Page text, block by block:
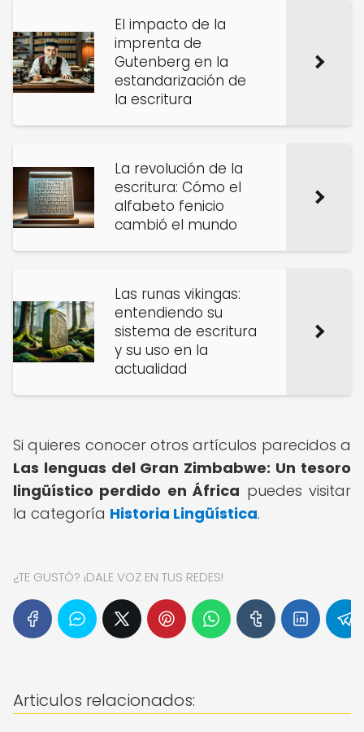
El impacto de la
imprenta de
Gutenberg en la
estandarización de
la escritura
La revolución de la
escritura: Cómo el
alfabeto fenicio
cambió el mundo
Las runas vikingas:
entendiendo su
sistema de escritura
y su uso en la
actualidad
Si quieres conocer otros artículos parecidos a
Las lenguas del Gran Zimbabwe: Un tesoro
lingüístico perdido en África puedes visitar
la categoría Historia Lingüística.
¿TE GUSTÓ? ¡DALE VOZ EN TUS REDES!
Articulos relacionados: